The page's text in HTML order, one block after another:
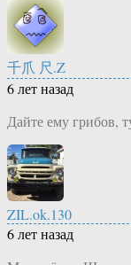
千爪 尺.Z
6 лет назад
Дайте ему грибов,
ZIL.ok.130
6 лет назад